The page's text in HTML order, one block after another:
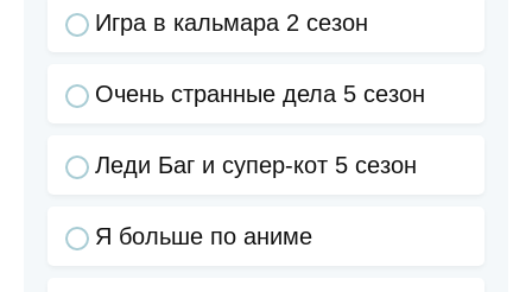
Игра в кальмара 2 сезон
Очень странные дела 5 сезон
Леди Баг и супер-кот 5 сезон
Я больше по аниме